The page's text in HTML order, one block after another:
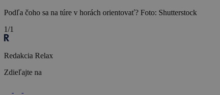
Podľa čoho sa na túre v horách orientovať? Foto: Shutterstock
1/1
Redakcia Relax
Zdieľajte na